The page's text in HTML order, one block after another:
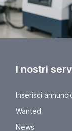
I nostri
Inserisci
Wanted
News